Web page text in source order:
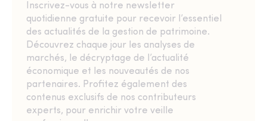
Inscrivez-vous à notre newsletter
quotidienne gratuite pour recevoir l’essentiel
des actualités de la gestion de patrimoine.
Découvrez chaque jour les analyses de
marchés, le décryptage de l’actualité
économique et les nouveautés de nos
partenaires. Profitez également des
contenus exclusifs de nos contributeurs
experts, pour enrichir votre veille